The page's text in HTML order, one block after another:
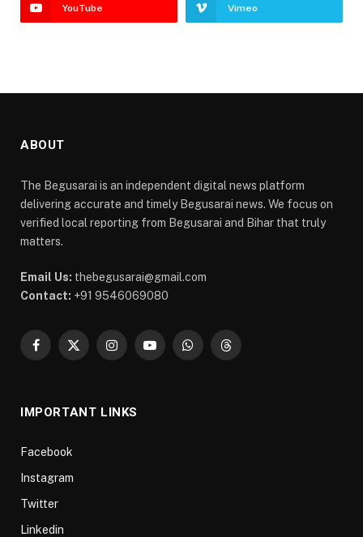
YouTube Vimeo
ABOUT
The Begusarai is an independent digital news platform
delivering accurate and timely Begusarai news. We focus on
verified local reporting from Begusarai and Bihar that truly
matters.
Email Us: thebegusarai@gmail.com
Contact: +91 9546069080
Facebook
X
InstagramYouTubeWhatsAppThreads
IMPORTANT LINKS
Facebook
Instagram
Twitter
Linkedin